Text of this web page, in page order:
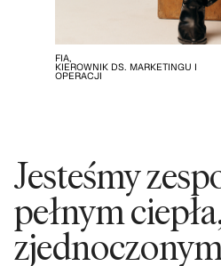
FIA,
KIEROWNIK DS. MARKETINGU I
OPERACJI
Jesteśmy
pełnym